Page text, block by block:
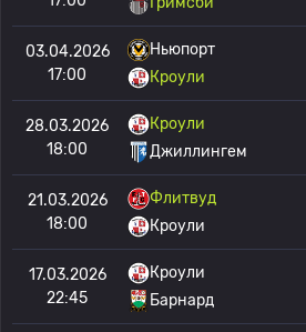
03.04.2026
17:00
Ньюпорт
Кроули
28.03.2026
18:00
Кроули
Джиллингем
21.03.2026
18:00
Флитвуд
Кроули
17.03.2026
22:45
Кроули
Барнард